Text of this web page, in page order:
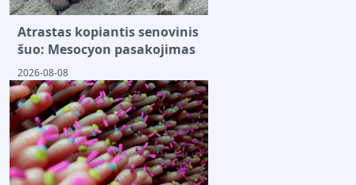
Atrastas kopiantis senovinis
šuo: Mesocyon pasakojimas
2026-08-08